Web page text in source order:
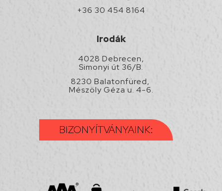
+36 30 454 8164
Irodák
4028 Debrecen,
Simonyi út 36/B.
8230 Balatonfüred,
Mészöly Géza u. 4-6.
BIZONYÍTVÁNYAINK: